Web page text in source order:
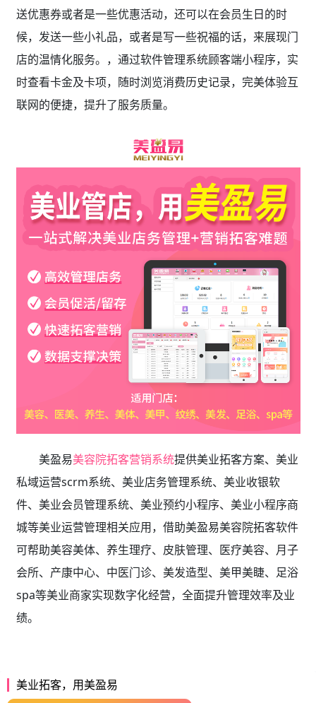
送优惠券或者是一些优惠活动，还可以在会员生日的时
候，发送一些小礼品，或者是写一些祝福的话，来展现门
店的温情化服务。，通过软件管理系统顾客端小程序，实
时查看卡金及卡项，随时浏览消费历史记录，完美体验互
联网的便捷，提升了服务质量。
美盈易美容院拓客营销系统提供美业拓客方案、美业
私域运营scrm系统、 美业店务管理系统、美业收银软
件、美业会员管理系统、美业预约小程序、美业小程序商
城等美业运营管理相关应用，借助美盈易美容院拓客软件
可帮助美容美体、养生理疗、皮肤管理、医疗美容、月子
会所、产康中心、中医门诊、美发造型、美甲美睫、足浴
spa等美业商家实现数字化经营，全面提升管理效率及业
绩。
美业拓客，用美盈易